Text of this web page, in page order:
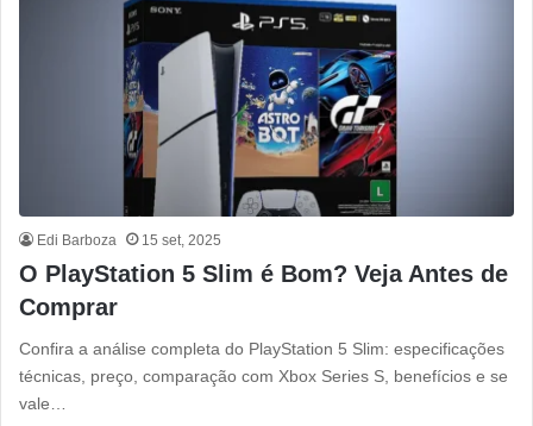
Edi Barboza 15 set, 2025
O PlayStation 5 Slim é Bom? Veja Antes de
Comprar
Confira a análise completa do PlayStation 5 Slim: especificações
técnicas, preço, comparação com Xbox Series S, benefícios e se
vale…